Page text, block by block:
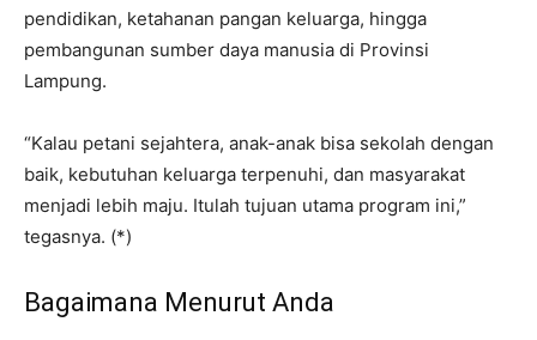
pendidikan, ketahanan pangan keluarga, hingga
pembangunan sumber daya manusia di Provinsi
Lampung.
“Kalau petani sejahtera, anak-anak bisa sekolah dengan
baik, kebutuhan keluarga terpenuhi, dan masyarakat
menjadi lebih maju. Itulah tujuan utama program ini,”
tegasnya. (*)
Bagaimana Menurut Anda